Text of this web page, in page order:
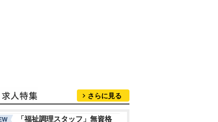
さらに見る
「福祉調理スタッフ」無資格